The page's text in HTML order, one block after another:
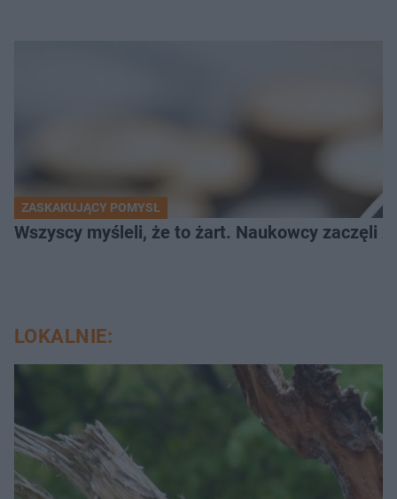
ZASKAKUJĄCY POMYSŁ
Wszyscy myśleli, że to żart. Naukowcy zaczęli
LOKALNIE: